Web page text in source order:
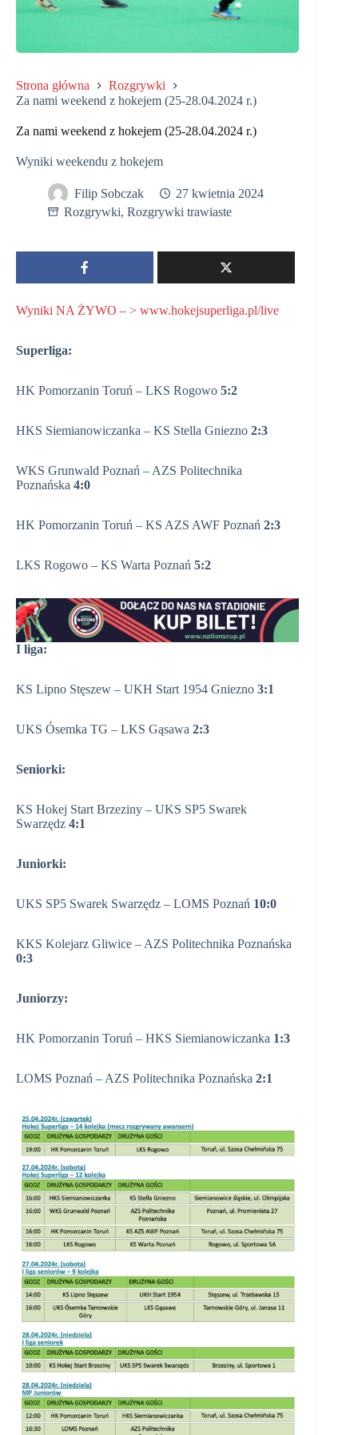
Strona główna
Rozgrywki
Za nami weekend z hokejem (25-28.04.2024 r.)
Za nami weekend z hokejem (25-28.04.2024 r.)
Wyniki weekendu z hokejem
Filip Sobczak
27 kwietnia 2024
Rozgrywki, Rozgrywki trawiaste
Wyniki NA ŻYWO – > www.hokejsuperliga.pl/live
Superliga:
HK Pomorzanin Toruń – LKS Rogowo 5:2
HKS Siemianowiczanka – KS Stella Gniezno 2:3
WKS Grunwald Poznań – AZS Politechnika
Poznańska 4:0
HK Pomorzanin Toruń – KS AZS AWF Poznań 2:3
LKS Rogowo – KS Warta Poznań 5:2
I liga:
KS Lipno Stęszew – UKH Start 1954 Gniezno 3:1
UKS Ósemka TG – LKS Gąsawa 2:3
Seniorki:
KS Hokej Start Brzeziny – UKS SP5 Swarek
Swarzędz 4:1
Juniorki:
UKS SP5 Swarek Swarzędz – LOMS Poznań 10:0
KKS Kolejarz Gliwice – AZS Politechnika Poznańska
0:3
Juniorzy:
HK Pomorzanin Toruń – HKS Siemianowiczanka 1:3
LOMS Poznań – AZS Politechnika Poznańska 2:1